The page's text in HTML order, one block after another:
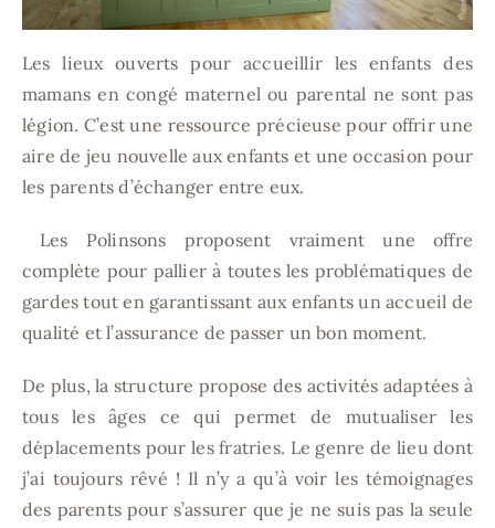
Les lieux ouverts pour accueillir les enfants des
mamans en congé maternel ou parental ne sont pas
légion. C’est une ressource précieuse pour offrir une
aire de jeu nouvelle aux enfants et une occasion pour
les parents d’échanger entre eux.
Les Polinsons proposent vraiment une offre
complète pour pallier à toutes les problématiques de
gardes tout en garantissant aux enfants un accueil de
qualité et l’assurance de passer un bon moment.
De plus, la structure propose des activités adaptées à
tous les âges ce qui permet de mutualiser les
déplacements pour les fratries. Le genre de lieu dont
j’ai toujours rêvé ! Il n’y a qu’à voir les témoignages
des parents pour s’assurer que je ne suis pas la seule